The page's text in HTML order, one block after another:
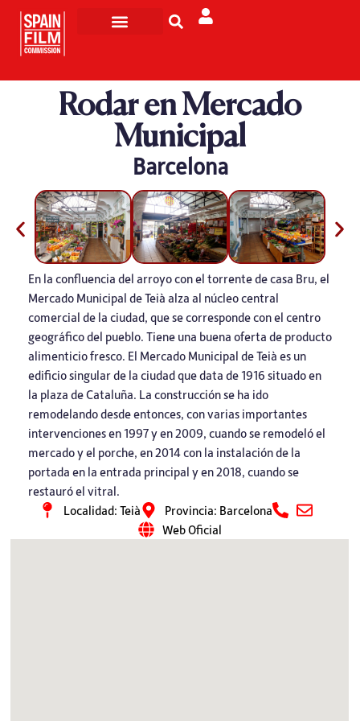
Rodar en Mercado
Municipal
Barcelona
En la confluencia del arroyo con el torrente de casa Bru, el
Mercado Municipal de Teià alza al núcleo central
comercial de la ciudad, que se corresponde con el centro
geográfico del pueblo. Tiene una buena oferta de producto
alimenticio fresco. El Mercado Municipal de Teià es un
edificio singular de la ciudad que data de 1916 situado en
la plaza de Cataluña. La construcción se ha ido
remodelando desde entonces, con varias importantes
intervenciones en 1997 y en 2009, cuando se remodeló el
mercado y el porche, en 2014 con la instalación de la
portada en la entrada principal y en 2018, cuando se
restauró el vitral.
Localidad: Teià
Provincia: Barcelona
Web Oficial